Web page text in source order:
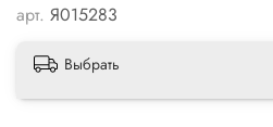
арт. Я015283
Выбрать